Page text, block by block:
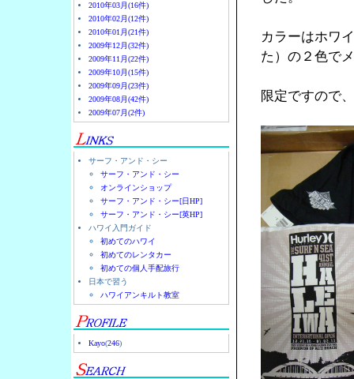
2010年03月(16件)
2010年02月(12件)
2010年01月(21件)
2009年12月(32件)
2009年11月(22件)
2009年10月(15件)
2009年09月(23件)
2009年08月(42件)
2009年07月(2件)
サーフ・アンド・シー
サーフ・アンド・シー
オンラインショップ
サーフ・アンド・シー[日HP]
サーフ・アンド・シー[英HP]
ハワイ入門ガイド
初めてのハワイ
初めてのレンタカー
初めての個人手配旅行
日本で習う
ハワイアンキルト教室
Kayo(246)
カラーはホワ
た）の２色で
限定ですので